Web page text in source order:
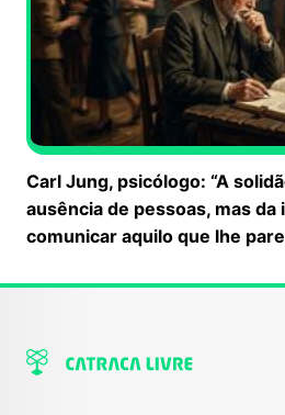
Carl Jung, psicólogo: “A
ausência de pessoas, mas da
comunicar aquilo que lhe